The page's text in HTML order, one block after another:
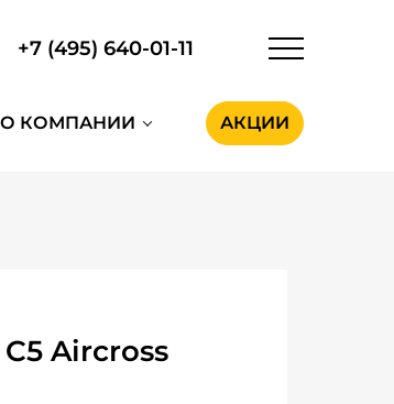
+7 (495) 640-01-11
О КОМПАНИИ АКЦИИ
Aircross